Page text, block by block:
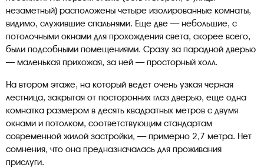
незаметный) расположены четыре изолированные комнаты,
видимо, служившие спальнями. Еще две — небольшие, с
потолочными окнами для прохождения света, скорее всего,
были подсобными помещениями. Сразу за парадной дверью
— маленькая прихожая, за ней — просторный холл.
На втором этаже, на который ведет очень узкая черная
лестница, закрытая от посторонних глаз дверью, еще одна
комнатка размером в десять квадратных метров с двумя
окнами и потолком, соответствующим стандартам
современной жилой застройки, — примерно 2,7 метра. Нет
сомнения, что она предназначалась для проживания
прислуги.